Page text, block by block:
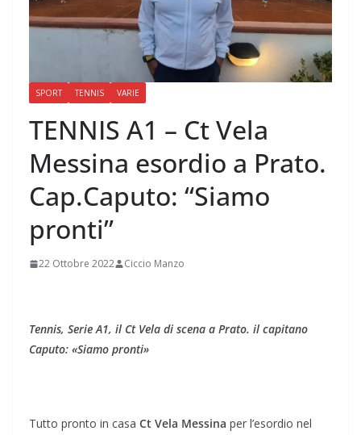
SPORT TENNIS VARIE
TENNIS A1 – Ct Vela
Messina esordio a Prato.
Cap.Caputo: “Siamo
pronti”
22 Ottobre 2022 Ciccio Manzo
Tennis, Serie A1, il Ct Vela di scena a Prato. il capitano
Caputo: «Siamo pronti»
Tutto pronto in casa Ct Vela Messina per l’esordio nel